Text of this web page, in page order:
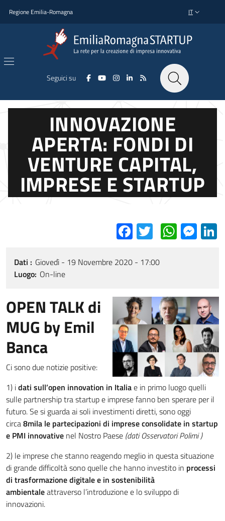
Regione Emilia-Romagna SELETTORE
IT
Seguici su
INNOVAZIONE
APERTA: FONDI DI
VENTURE CAPITAL,
IMPRESE E STARTUP
Facebook
Twitter
Dati
Giovedì - 19 Novembre 2020 - 17:00
Luogo On-line
OPEN TALK di
MUG by Emil
Banca
Ci sono due notizie positive:
1) idati sull’open innovation in Italiae in primo luogo quelli
sulle partnership tra startup e imprese fanno ben sperare per il
futuro. Se si guarda ai soli investimenti diretti, sono oggi
circa8mila le partecipazioni di imprese consolidate in startup
e PMI innovative nel Nostro Paese (dati Osservatori Polimi )
2) le imprese che stanno reagendo meglio in questa situazione
di grande difficoltà sono quelle che hanno investito in processi
di trasformazione digitale e in sostenibilità
ambientaleattraverso l’introduzione e lo sviluppo di
innovazioni.